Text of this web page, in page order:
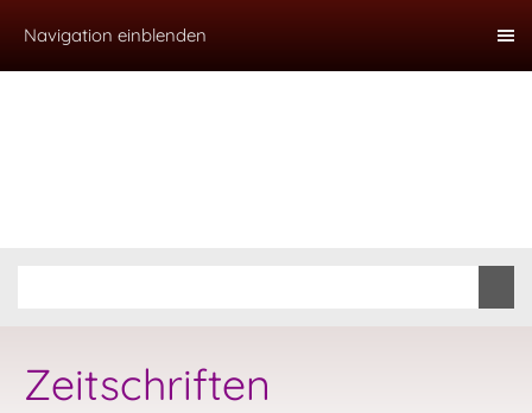
Navigation einblenden
Zeitschriften